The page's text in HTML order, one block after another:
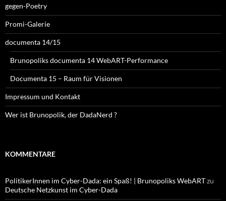
gegen-Poetry
Promi-Galerie
documenta 14/15
Brunopoliks documenta 14 WebART-Performance
Documenta 15 – Raum für Visionen
Impressum und Kontakt
Wer ist Brunopolik, der DadaNerd ?
KOMMENTARE
PolitikerInnen im Cyber-Dada: ein Spaß! | Brunopoliks WebARTzu
Deutsche Netzkunst im Cyber-Dada